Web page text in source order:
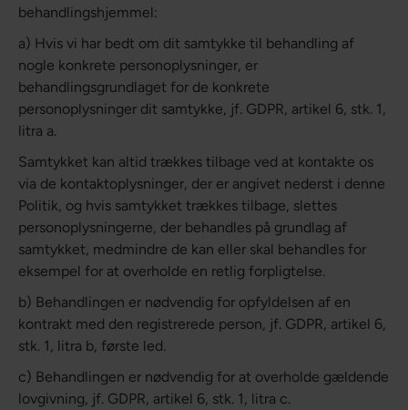
behandlingshjemmel:
a) Hvis vi har bedt om dit samtykke til behandling af
nogle konkrete personoplysninger, er
behandlingsgrundlaget for de konkrete
personoplysninger dit samtykke, jf. GDPR, artikel 6, stk. 1,
litra a.
Samtykket kan altid trækkes tilbage ved at kontakte os
via de kontaktoplysninger, der er angivet nederst i denne
Politik, og hvis samtykket trækkes tilbage, slettes
personoplysningerne, der behandles på grundlag af
samtykket, medmindre de kan eller skal behandles for
eksempel for at overholde en retlig forpligtelse.
b) Behandlingen er nødvendig for opfyldelsen af en
kontrakt med den registrerede person, jf. GDPR, artikel 6,
stk. 1, litra b, første led.
c) Behandlingen er nødvendig for at overholde gældende
lovgivning, jf. GDPR, artikel 6, stk. 1, litra c.